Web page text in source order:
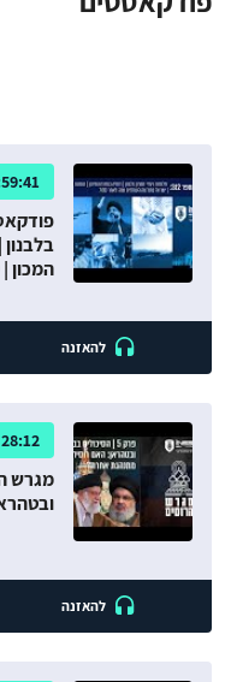
גם הם במסגרת השיקולים
להאזנה
28:12
להאזנה